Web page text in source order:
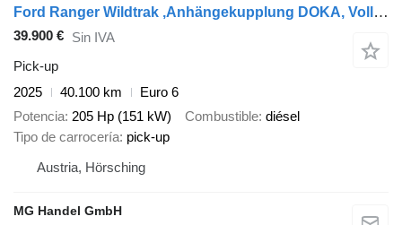
Ford Ranger Wildtrak ,Anhängekupplung DOKA, Vollausstattung
39.900 € Sin IVA
Pick-up
2025
40.100 km
Euro 6
Potencia 205 Hp (151 kW) Combustible diésel
Tipo de carrocería pick-up
Austria, Hörsching
MG Handel GmbH